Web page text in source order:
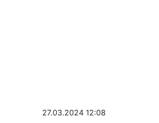
27.03.2024 12:08